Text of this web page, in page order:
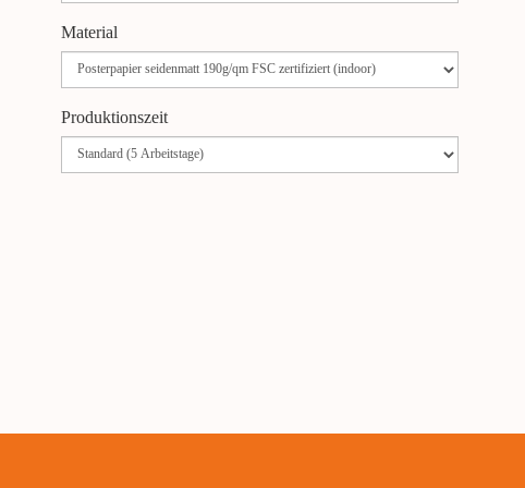
Material
Produktionszeit